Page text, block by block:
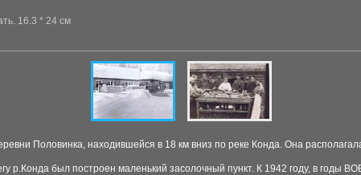
16.3 * 24 см
Половинка, находившейся в 18 км вниз по реке Конда. Она
р.Конда был построен маленький засолочный пункт. К 1942 году, в годы